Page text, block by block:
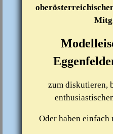
zum diskutieren,
Oder haben einfach